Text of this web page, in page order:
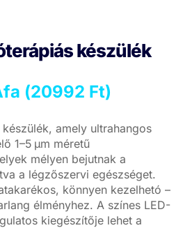
készülék
(20992 Ft)
amely ultrahangos
1–5 µm méretű
mélyen bejutnak a
a légzőszervi egészséget.
könnyen kezelhetó –
élményhez. A színes LED-
kiegészítője lehet a